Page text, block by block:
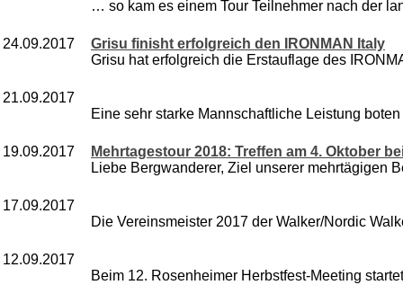
… so kam es einem Tour Teilnehmer nach der
24.09.2017
Grisu finisht erfolgreich den IRONMAN Italy
Grisu hat erfolgreich die Erstauflage des
21.09.2017
Eine sehr starke Mannschaftliche Leistung
19.09.2017
Mehrtagestour 2018: Treffen am 4. Oktober
Liebe Bergwanderer, Ziel unserer mehrtägigen
17.09.2017
Die Vereinsmeister 2017 der Walker/Nordic
12.09.2017
Beim 12. Rosenheimer Herbstfest-Meeting